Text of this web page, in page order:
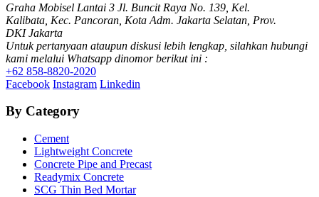
Graha Mobisel Lantai 3 Jl. Buncit Raya No. 139, Kel.
Kalibata, Kec. Pancoran, Kota Adm. Jakarta Selatan, Prov.
DKI Jakarta
Untuk pertanyaan ataupun diskusi lebih lengkap, silahkan hubungi
kami melalui Whatsapp dinomor berikut ini :
+62 858-8820-2020
Facebook Instagram Linkedin
By Category
Cement
Lightweight Concrete
Concrete Pipe and Precast
Readymix Concrete
SCG Thin Bed Mortar